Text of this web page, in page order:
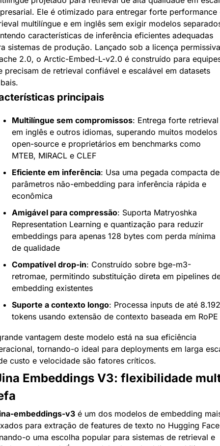
Ele é otimizado para entregar forte performance
multilíngue e em inglês sem exigir modelos
características de inferência eficientes adequadas
sistemas de produção. Lançado sob a licença permissiva
2.0, o Arctic-Embed-L-v2.0 é construído para
precisam de retrieval confiável e escalável em datasets
principais
Multilíngue sem compromissos: Entrega forte retrieval
em inglês e outros idiomas, superando muitos modelos
open-source e proprietários em benchmarks como
MTEB, MIRACL e CLEF
Eficiente em inferência: Usa uma pegada compacta de
parâmetros não-embedding para inferência rápida e
econômica
Amigável para compressão: Suporta Matryoshka
Representation Learning e quantização para reduzir
embeddings para apenas 128 bytes com perda mínima
de qualidade
Compatível drop-in: Construído sobre bge-m3-
retromae, permitindo substituição direta em pipelines
embedding existentes
Suporte a contexto longo: Processa inputs de até 8.192
tokens usando extensão de contexto baseada em RoPE
vantagem deste modelo está na sua eficiência
tornando-o ideal para deployments em larga
custo e velocidade são fatores críticos.
Embeddings V3: flexibilidade
embeddings-v3 é um dos modelos de embedding
para extração de features de texto no Hugging
o uma escolha popular para sistemas de retrieval e